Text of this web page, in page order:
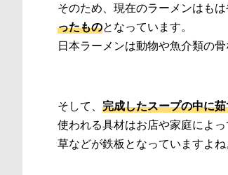
そのため、現在のラーメンはも
ったものとなっています。
日本ラーメンは動物や魚介類の
そして、 完成したスープの中に
使われる具材はお店や家庭によ
草などが鉄板となっていますよね